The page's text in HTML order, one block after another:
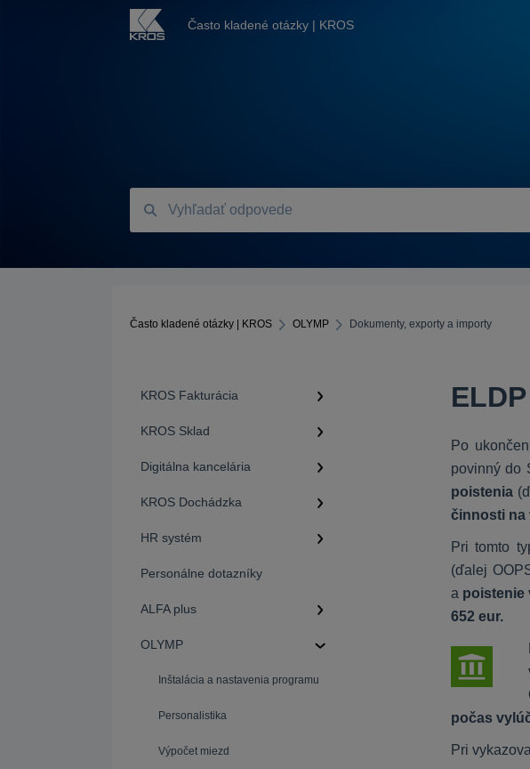
Často kladené otázky | KROS
Často kladené otázky | KROS OLYMP Dokumenty, exporty a importy
KROS Fakturácia
KROS Sklad
Digitálna kancelária
KROS Dochádzka
HR systém
Personálne dotazníky
ALFA plus
OLYMP
Inštalácia a nastavenia programu
Personalistika
Výpočet miezd
Po
povinný do
poistenia
činnosti na
Pri tomto
(ďalej
a poistenie
652 eur.
počas
Pri